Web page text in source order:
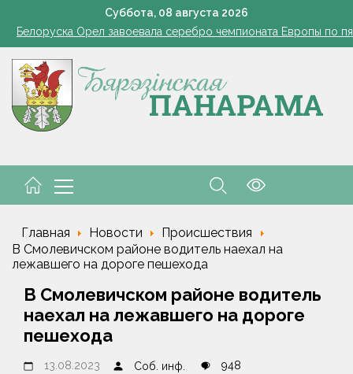
Суббота, 08 августа 2026
101 год — целая эпоха!
Белоруска Орел завоевала серебро чемпионата Европы по
В Жорновке проходит турслёт сотрудников ГКСЭ
Есть комбайнеры-тысячники в «Здравушка-Агро»
101 год — целая эпоха!
Главная Новости
Происшествия
В Смолевичском районе водитель наехал на
лежавшего на дороге пешехода
В Смолевичском районе водитель
наехал на лежавшего на дороге
пешехода
13.08.2023 Соб. инф. 948